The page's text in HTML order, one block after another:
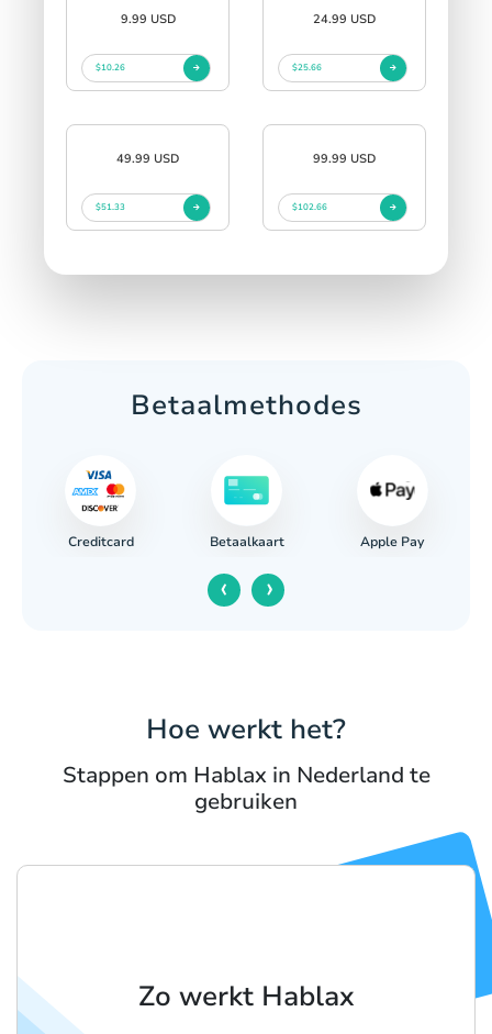
9.99 USD
$10.26
24.99 USD
$25.66
49.99 USD
$51.33
99.99 USD
$102.66
Betaalmethodes
Creditcard Betaalkaart Apple Pay
‹ ›
Hoe werkt het?
Stappen om Hablax in Nederland te
gebruiken
Zo werkt Hablax